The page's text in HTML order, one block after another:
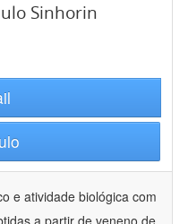
Sinhorin
e atividade biológica com